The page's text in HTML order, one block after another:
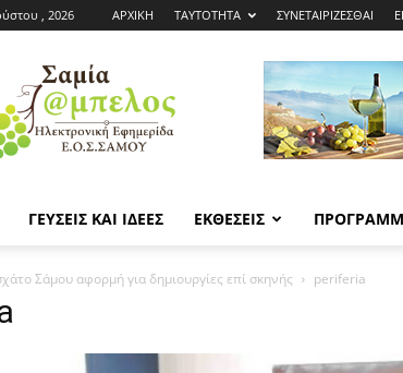
, 2026 ΑΡΧΙΚΗ ΤΑΥΤΟΤΗΤΑ ΣΥΝΕΤΑΙΡΙΖΕΣΘΑΙ
Εφημερίδα
ΕΟΣΣ
|
Σαμία
ΓΕΥΣΕΙΣ ΚΑΙ ΙΔΕΕΣ ΕΚΘΕΣΕΙΣ
Σάμου αφορμή για δημιουργίες επί σκηνής periferia